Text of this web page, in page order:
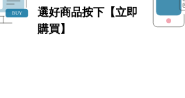
選好商品按下【立即
購買】